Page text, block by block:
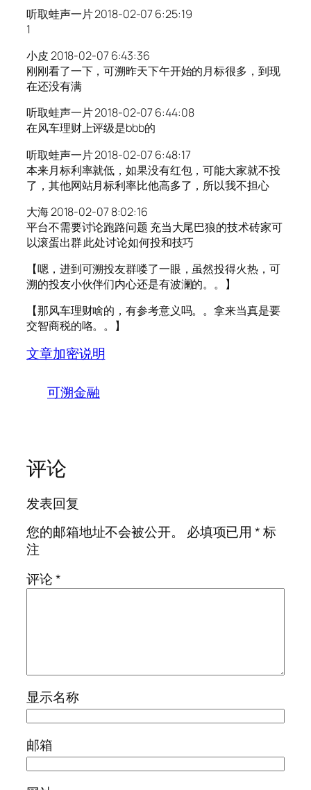
听取蛙声一片 2018-02-07 6:25:19
1
小皮 2018-02-07 6:43:36
刚刚看了一下，可溯昨天下午开始的月标很多，到现
在还没有满
听取蛙声一片 2018-02-07 6:44:08
在风车理财上评级是bbb的
听取蛙声一片 2018-02-07 6:48:17
本来月标利率就低，如果没有红包，可能大家就不投
了，其他网站月标利率比他高多了，所以我不担心
大海 2018-02-07 8:02:16
平台不需要讨论跑路问题 充当大尾巴狼的技术砖家可
以滚蛋出群 此处讨论如何投和技巧
【嗯，进到可溯投友群喽了一眼，虽然投得火热，可
溯的投友小伙伴们内心还是有波澜的。。】
【那风车理财啥的，有参考意义吗。。拿来当真是要
交智商税的咯。。】
文章加密说明
可溯金融
评论
发表回复
您的邮箱地址不会被公开。
必填项已用*标
注
评论*
显示名称
邮箱